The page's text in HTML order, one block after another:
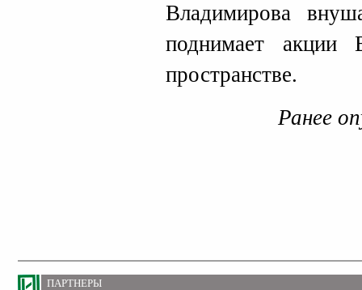
Владимирова
поднимает акции
пространстве.
Ранее
ПАРТНЕРЫ